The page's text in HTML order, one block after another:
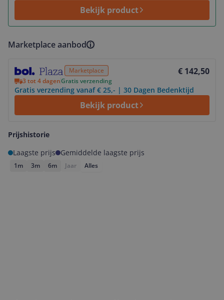
Bekijk product
Marketplace aanbod
Marketplace € 142,50
3 tot 4 dagenGratis verzending
Gratis verzending vanaf € 25,- | 30 Dagen Bedenktijd
Bekijk product
Prijshistorie
Laagste prijs
Gemiddelde laagste prijs
1m 3m 6m Jaar Alles